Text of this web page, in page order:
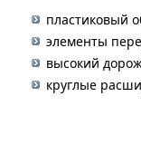
пластиковый
элементы
высокий
круглые